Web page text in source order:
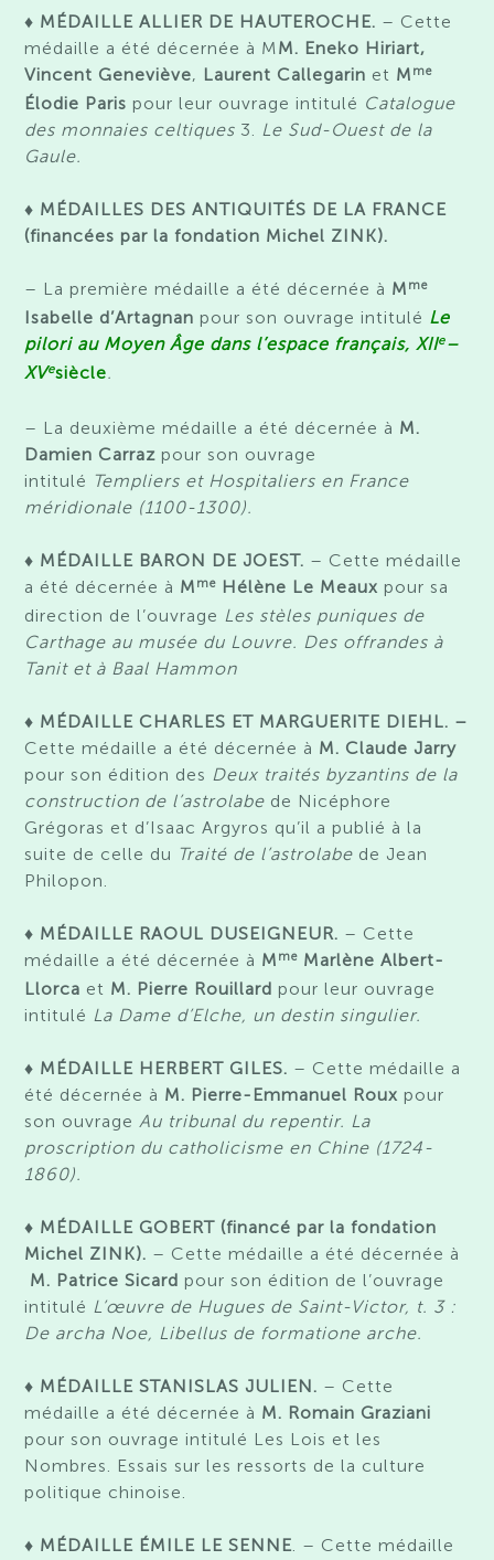
♦ MÉDAILLE ALLIER DE HAUTEROCHE. – Cette
médaille a été décernée à MM. Eneko Hiriart,
Vincent Geneviève, Laurent Callegarin et M me
Élodie Paris pour leur ouvrage intitulé Catalogue
des monnaies celtiques 3. Le Sud-Ouest de la
Gaule.
♦ MÉDAILLES DES ANTIQUITÉS DE LA FRANCE
(financées par la fondation Michel ZINK).
– La première médaille a été décernée à M me
Isabelle d’Artagnan pour son ouvrage intitulé Le
pilori au Moyen Âge dans l’espace français, XIIe–
XVesiècle.
– La deuxième médaille a été décernée à M.
Damien Carraz pour son ouvrage
intitulé Templiers et Hospitaliers en France
méridionale (1100-1300).
♦ MÉDAILLE BARON DE JOEST. – Cette médaille
a été décernée à M me Hélène Le Meaux pour sa
direction de l’ouvrage Les stèles puniques de
Carthage au musée du Louvre. Des offrandes à
Tanit et à Baal Hammon
♦ MÉDAILLE CHARLES ET MARGUERITE DIEHL. –
Cette médaille a été décernée à M. Claude Jarry
pour son édition des Deux traités byzantins de la
construction de l’astrolabe de Nicéphore
Grégoras et d’Isaac Argyros qu’il a publié à la
suite de celle du Traité de l’astrolabe de Jean
Philopon.
♦ MÉDAILLE RAOUL DUSEIGNEUR. – Cette
médaille a été décernée à M me Marlène Albert-
Llorca et M. Pierre Rouillard pour leur ouvrage
intitulé La Dame d’Elche, un destin singulier.
♦ MÉDAILLE HERBERT GILES. – Cette médaille a
été décernée à M. Pierre-Emmanuel Roux pour
son ouvrageAu tribunal du repentir. La
proscription du catholicisme en Chine (1724-
1860).
♦ MÉDAILLE GOBERT (financé par la fondation
Michel ZINK). – Cette médaille a été décernée à
M. Patrice Sicard pour son édition de l’ouvrage
intitulé L’œuvre de Hugues de Saint-Victor, t. 3 :
De archa Noe, Libellus de formatione arche.
♦ MÉDAILLE STANISLAS JULIEN. – Cette
médaille a été décernée à M. Romain Graziani
pour son ouvrage intitulé Les Lois et les
Nombres. Essais sur les ressorts de la culture
politique chinoise.
♦ MÉDAILLE ÉMILE LE SENNE. – Cette médaille